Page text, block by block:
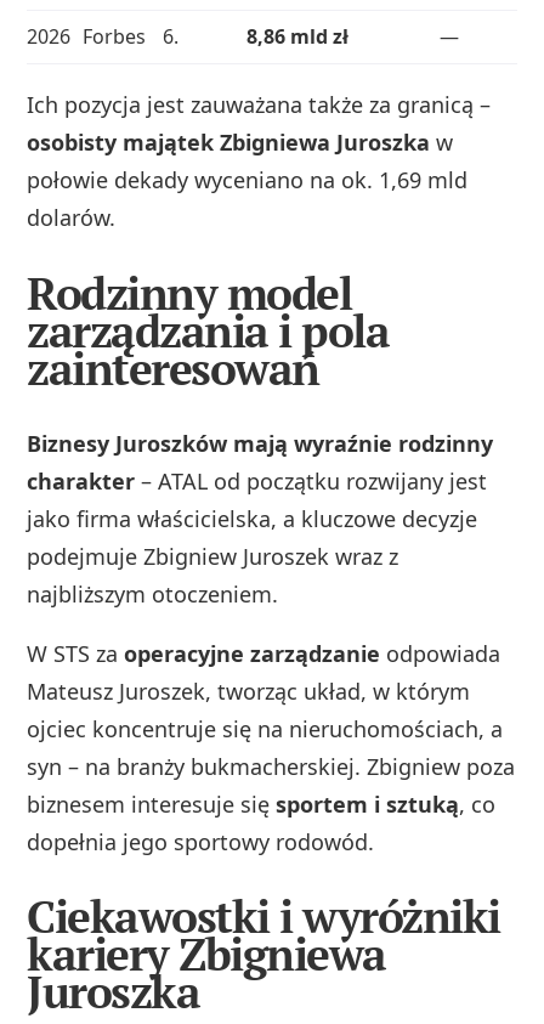
2026 Forbes 6. 8,86 mld zł —
Ich pozycja jest zauważana także za granicą –
osobisty majątek Zbigniewa Juroszka w
połowie dekady wyceniano na ok. 1,69 mld
dolarów.
Rodzinny model
zarządzania i pola
zainteresowań
Biznesy Juroszków mają wyraźnie rodzinny
charakter – ATAL od początku rozwijany jest
jako firma właścicielska, a kluczowe decyzje
podejmuje Zbigniew Juroszek wraz z
najbliższym otoczeniem.
W STS zaoperacyjne zarządzanie odpowiada
Mateusz Juroszek, tworząc układ, w którym
ojciec koncentruje się na nieruchomościach, a
syn – na branży bukmacherskiej. Zbigniew poza
biznesem interesuje sięsportem i sztuką, co
dopełnia jego sportowy rodowód.
Ciekawostki i wyróżniki
kariery Zbigniewa
Juroszka